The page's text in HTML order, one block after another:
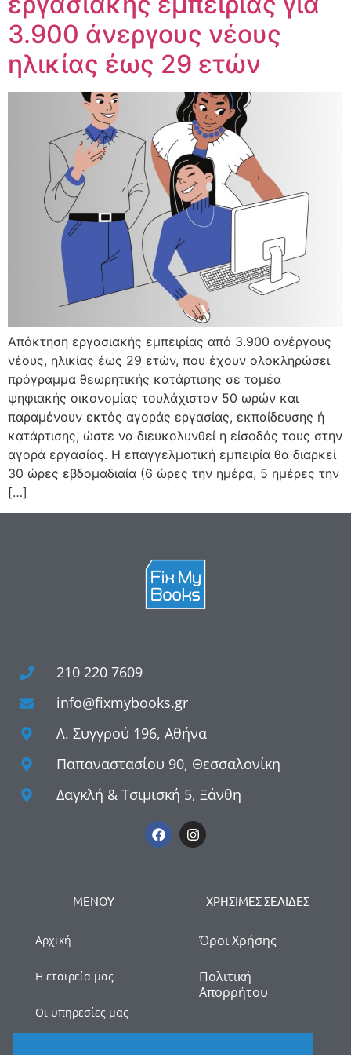
3.900 άνεργους νέους
ηλικίας έως 29 ετών
Aπόκτηση ​εργασιακής εμπειρίας από 3.900 ανέργους
νέους, ηλικίας έως 29 ετών, που έχουν ολοκληρώσει
πρόγραμμα θεωρητικής κατάρτισης σε τομέα
ψηφιακής οικονομίας τουλάχιστον 50 ωρών και
παραμένουν εκτός αγοράς εργασίας, εκπαίδευσης ή
κατάρτισης, ώστε να διευκολυνθεί η είσοδός τους στην
αγορά εργασίας. Η επαγγελματική εμπειρία θα διαρκεί
30 ώρες εβδομαδιαία (6 ώρες την ημέρα, 5 ημέρες την
[…]
210 220 7609
info@fixmybooks.gr
Λ. Συγγρού 196, Αθήνα
Παπαναστασίου 90, Θεσσαλονίκη
Δαγκλή & Τσιμισκή 5, Ξάνθη
ΜΕΝΟΥ
Αρχική
Η εταιρεία μας
Οι υπηρεσίες μας
ΧΡΗΣΙΜΕΣ ΣΕΛΙΔΕΣ
Όροι Χρήσης
Πολιτική
Απορρήτου